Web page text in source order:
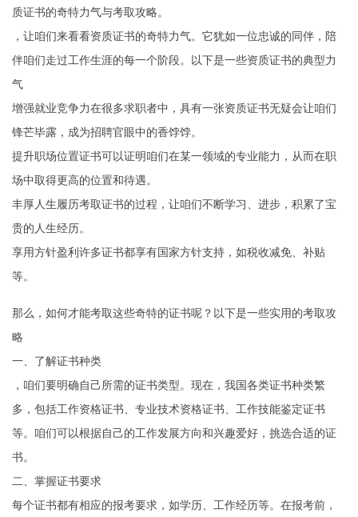
质证书的奇特力气与考取攻略。
，让咱们来看看资质证书的奇特力气。它犹如一位忠诚的同伴，陪
伴咱们走过工作生涯的每一个阶段。以下是一些资质证书的典型力
气
增强就业竞争力在很多求职者中，具有一张资质证书无疑会让咱们
锋芒毕露，成为招聘官眼中的香饽饽。
提升职场位置证书可以证明咱们在某一领域的专业能力，从而在职
场中取得更高的位置和待遇。
丰厚人生履历考取证书的过程，让咱们不断学习、进步，积累了宝
贵的人生经历。
享用方针盈利许多证书都享有国家方针支持，如税收减免、补贴
等。
那么，如何才能考取这些奇特的证书呢？以下是一些实用的考取攻
略
一、了解证书种类
，咱们要明确自己所需的证书类型。现在，我国各类证书种类繁
多，包括工作资格证书、专业技术资格证书、工作技能鉴定证书
等。咱们可以根据自己的工作发展方向和兴趣爱好，挑选合适的证
书。
二、掌握证书要求
每个证书都有相应的报考要求，如学历、工作经历等。在报考前，